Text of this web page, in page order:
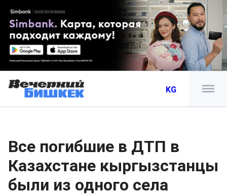
KG
Все погибшие в ДТП в
Казахстане кыргызстанцы
были из одного села